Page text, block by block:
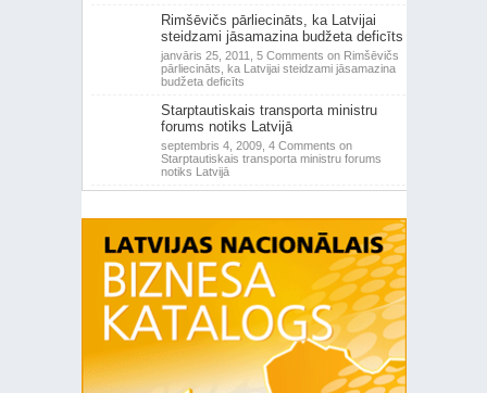
Rimšēvičs pārliecināts, ka Latvijai
steidzami jāsamazina budžeta deficīts
janvāris 25, 2011, 5 Comments on Rimšēvičs
pārliecināts, ka Latvijai steidzami jāsamazina
budžeta deficīts
Starptautiskais transporta ministru
forums notiks Latvijā
septembris 4, 2009, 4 Comments on
Starptautiskais transporta ministru forums
notiks Latvijā